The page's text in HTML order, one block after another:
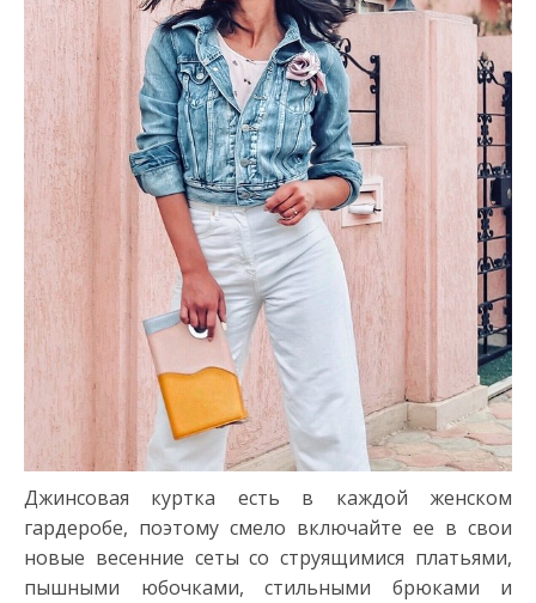
Джинсовая куртка есть в каждой женском
гардеробе, поэтому смело включайте ее в свои
новые весенние сеты со струящимися платьями,
пышными юбочками, стильными брюками и